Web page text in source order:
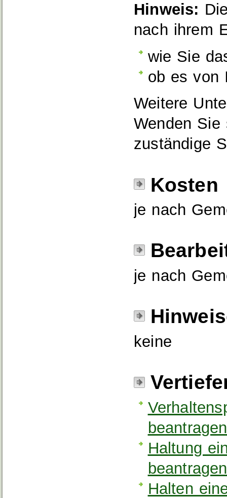
Hinweis:
nach ihrem
wie Sie
ob es von
Weitere
Wenden
zuständige
Kosten
je nach
je nach
keine
beantragen
Haltung
beantragen
Halten